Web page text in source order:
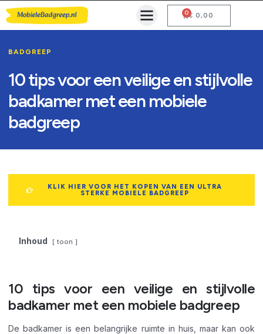
€ 0,00
0
BADGREEP
10 tips voor een veilige en stijlvolle
badkamer met een mobiele
badgreep
KLIK HIER VOOR HET KOPEN VAN EEN ULTRA
STERKE MOBIELE BADGREEP
Inhoud toon
10 tips voor een veilige en stijlvolle
badkamer met een mobiele badgreep
De badkamer is een belangrijke ruimte in huis, maar kan ook